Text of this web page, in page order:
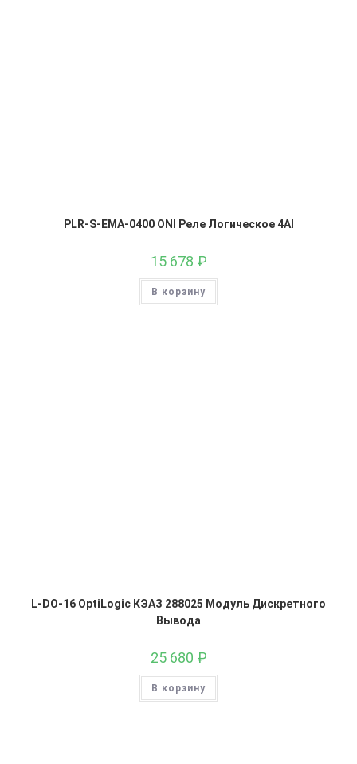
PLR-S-EMA-0400 ONI Реле Логическое 4AI
15 678 ₽
В корзину
L-DO-16 OptiLogic КЭАЗ 288025 Модуль Дискретного
Вывода
25 680 ₽
В корзину